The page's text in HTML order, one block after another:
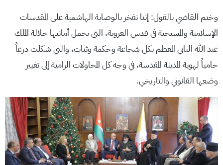
وختم القاضي بالقول: إننا نفخر بالوصاية الهاشمية على المقدسات
الإسلامية والمسيحية في قدس العروبة، التي يحمل أمانتها جلالة الملك
عبد الله الثاني المعظم بكل شجاعة وحكمة وثبات، والتي شكلت درعاً
حامياً لهوية المدينة المقدسة، في وجه كل المحاولات الرامية إلى تغيير
وضعها القانوني والتاريخي.